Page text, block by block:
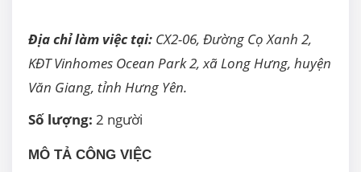
Địa chỉ làm việc tại: CX2-06, Đường Cọ Xanh 2,
KĐT Vinhomes Ocean Park 2, xã Long Hưng, huyện
Văn Giang, tỉnh Hưng Yên.
Số lượng: 2 người
MÔ TẢ CÔNG VIỆC